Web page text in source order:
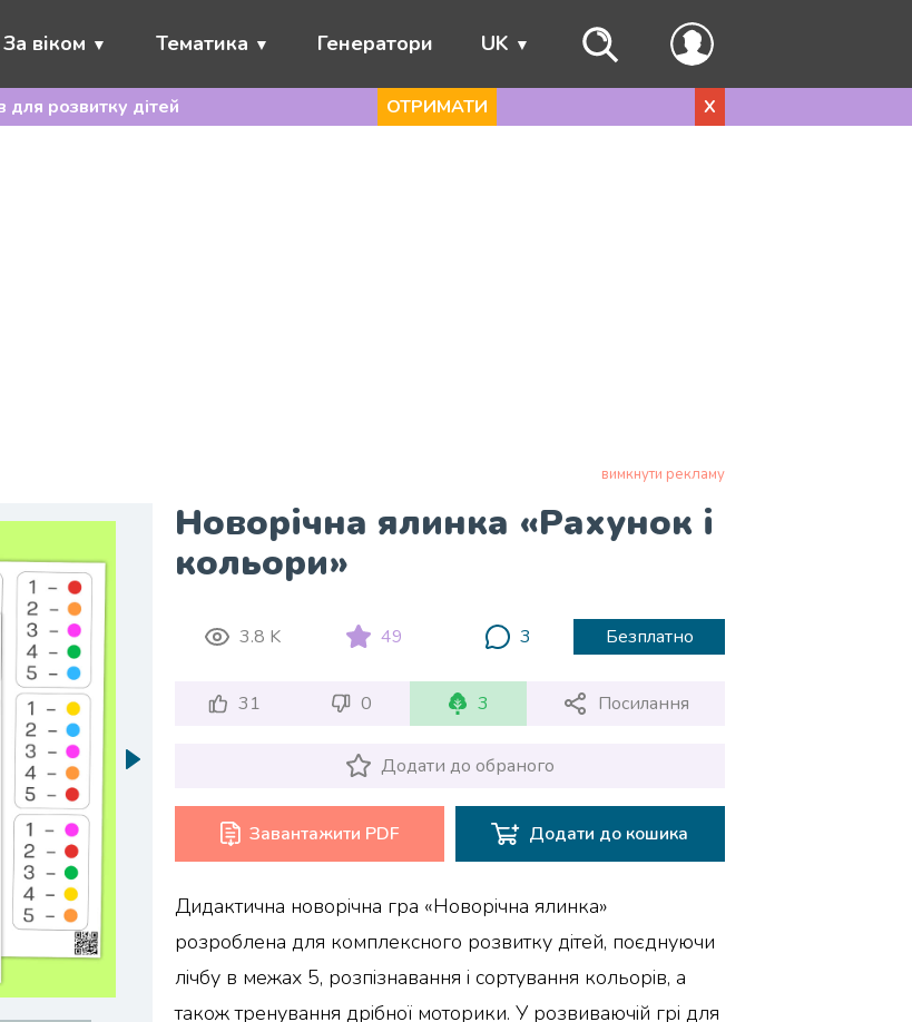
За віком Тематика Генератори UK
для розвитку дітей ОТРИМАТИ X
вимкнути рекламу
Новорічна ялинка «Рахунок і
кольори»
3.8 K 49 3 Безплатно
31 0 3 Посилання
Додати до обраного
Завантажити PDF Додати до кошика
Дидактична новорічна гра «Новорічна ялинка»
розроблена для комплексного розвитку дітей, поєднуючи
лічбу в межах 5, розпізнавання і сортування кольорів, а
також тренування дрібної моторики. У розвиваючій грі для